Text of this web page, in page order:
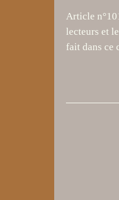
Article
lecteurs et
fait dans ce